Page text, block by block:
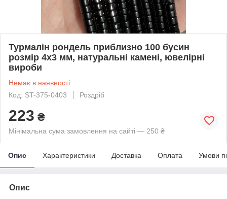
Турмалін рондель приблизно 100 бусин
розмір 4x3 мм, натуральні камені, ювелірні
вироби
Немає в наявності
Код: ST-375-0403
Роздріб
223 ₴
Мінімальна сума замовлення на сайті — 250 ₴
Опис Характеристики Доставка Оплата Умови
Опис